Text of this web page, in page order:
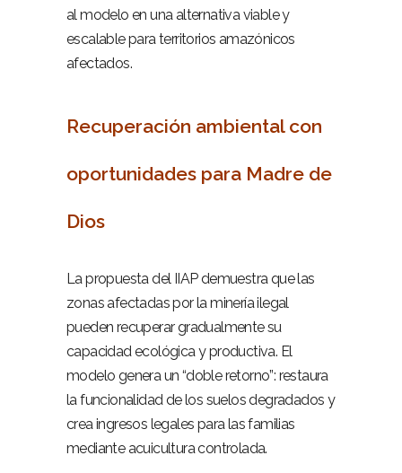
al modelo en una alternativa viable y
escalable para territorios amazónicos
afectados.
Recuperación ambiental con
oportunidades para Madre de
Dios
La propuesta del IIAP demuestra que las
zonas afectadas por la minería ilegal
pueden recuperar gradualmente su
capacidad ecológica y productiva. El
modelo genera un “doble retorno”: restaura
la funcionalidad de los suelos degradados y
crea ingresos legales para las familias
mediante acuicultura controlada.